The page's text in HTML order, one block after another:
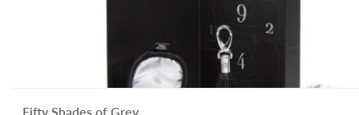
Fifty Shades of Grey